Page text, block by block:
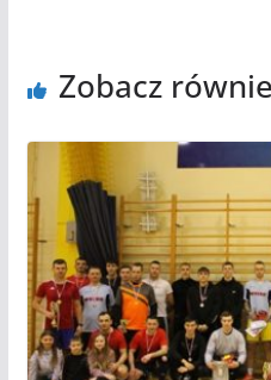
Zobacz